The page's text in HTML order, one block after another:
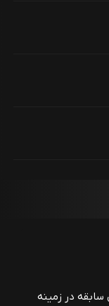
میفا موزیک با بیش از ۱۲ سال سابقه در زمینه